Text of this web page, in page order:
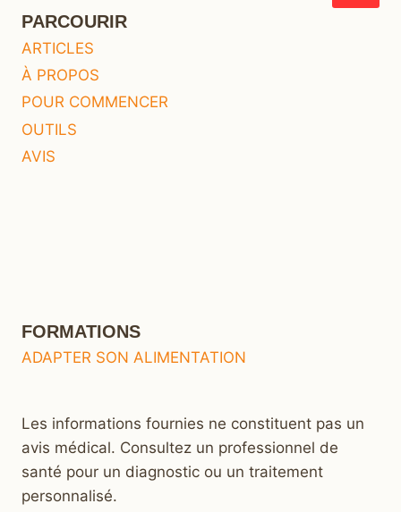
PARCOURIR
ARTICLES
À PROPOS
POUR COMMENCER
OUTILS
AVIS
FORMATIONS
ADAPTER SON ALIMENTATION
Les informations fournies ne constituent pas un
avis médical. Consultez un professionnel de
santé pour un diagnostic ou un traitement
personnalisé.